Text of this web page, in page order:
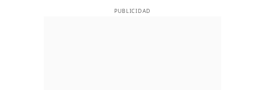
PUBLICIDAD